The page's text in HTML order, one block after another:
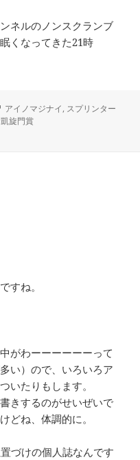
ネルのノンスクランブ
くなってきた21時
タ
グ
アイノマジナイ, スプリンター
凱旋門賞
すね。
がわーーーーーーって
い）ので、いろいろア
いたりもします。
きするのがせいぜいで
どね、体調的に。
づけの個人誌なんです